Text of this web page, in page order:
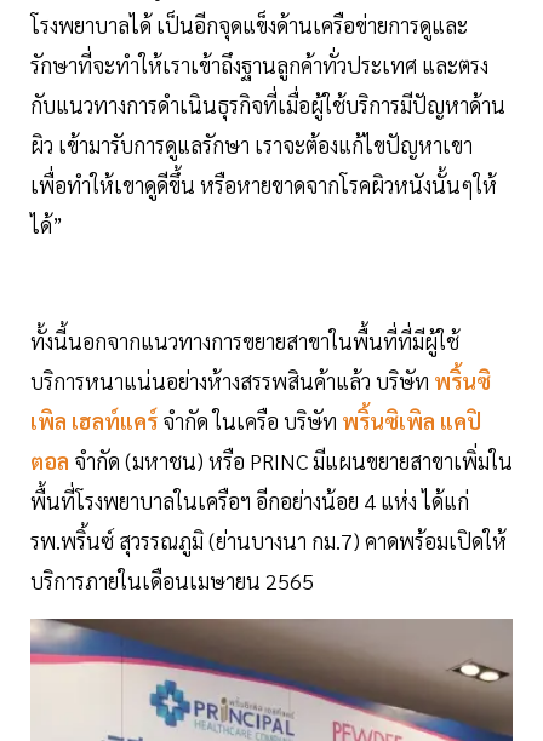
โรงพยาบาลได้ เป็นอีกจุดแข็งด้านเครือข่ายการดูและ
รักษาที่จะทำให้เราเข้าถึงฐานลูกค้าทั่วประเทศ และตรง
กับแนวทางการดำเนินธุรกิจที่เมื่อผู้ใช้บริการมีปัญหาด้าน
ผิว เข้ามารับการดูแลรักษา เราจะต้องแก้ไขปัญหาเขา
เพื่อทำให้เขาดูดีขึ้น หรือหายขาดจากโรคผิวหนังนั้นๆให้
ได้”
ทั้งนี้นอกจากแนวทางการขยายสาขาในพื้นที่ที่มีผู้ใช้
บริการหนาแน่นอย่างห้างสรรพสินค้าแล้ว บริษัท พริ้นซิ
เพิล เฮลท์แคร์ จำกัด ในเครือ บริษัท พริ้นซิเพิล แคปิ
ตอล จำกัด (มหาชน) หรือ PRINC มีแผนขยายสาขาเพิ่มใน
พื้นที่โรงพยาบาลในเครือฯ อีกอย่างน้อย 4 แห่ง ได้แก่
รพ.พริ้นซ์ สุวรรณภูมิ (ย่านบางนา กม.7) คาดพร้อมเปิดให้
บริการภายในเดือนเมษายน 2565